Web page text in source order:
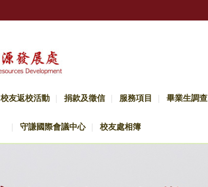
校友返校活動 捐款及徵信 服務項目 畢業生調查
守謙國際會議中心 校友處相簿